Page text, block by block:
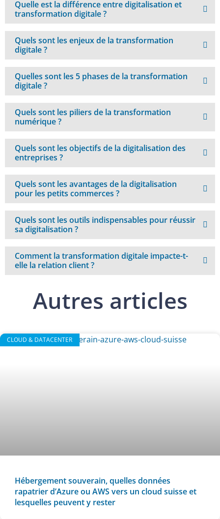
Quelle est la différence entre digitalisation et
transformation digitale ?
Quels sont les enjeux de la transformation
digitale ?
Quelles sont les 5 phases de la transformation
digitale ?
Quels sont les piliers de la transformation
numérique ?
Quels sont les objectifs de la digitalisation des
entreprises ?
Quels sont les avantages de la digitalisation
pour les petits commerces ?
Quels sont les outils indispensables pour réussir
sa digitalisation ?
Comment la transformation digitale impacte-t-
elle la relation client ?
Autres articles
CLOUD & DATACENTER
Hébergement souverain, quelles données
rapatrier d’Azure ou AWS vers un cloud suisse et
lesquelles peuvent y rester